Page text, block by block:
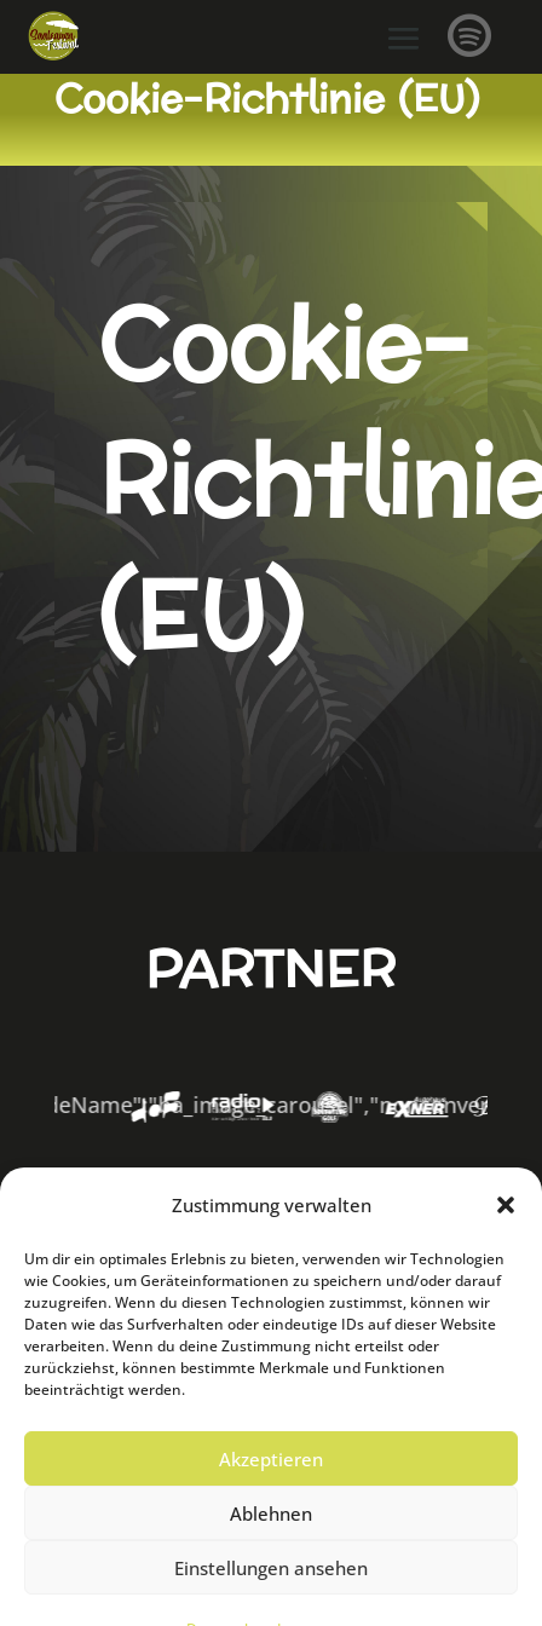
Zustimmung verwalten
Um dir ein optimales Erlebnis zu bieten, verwenden wir Technologien
wie Cookies, um Geräteinformationen zu speichern und/oder darauf
zuzugreifen. Wenn du diesen Technologien zustimmst, können wir
Daten wie das Surfverhalten oder eindeutige IDs auf dieser Website
verarbeiten. Wenn du deine Zustimmung nicht erteilst oder
zurückziehst, können bestimmte Merkmale und Funktionen
beeinträchtigt werden.
Akzeptieren
Ablehnen
Einstellungen ansehen

Cookie-Richtlinie (EU)
Cookie-
(EU)
PARTNER
Veranstaltung des Stadtmarketing Hof e.V. in